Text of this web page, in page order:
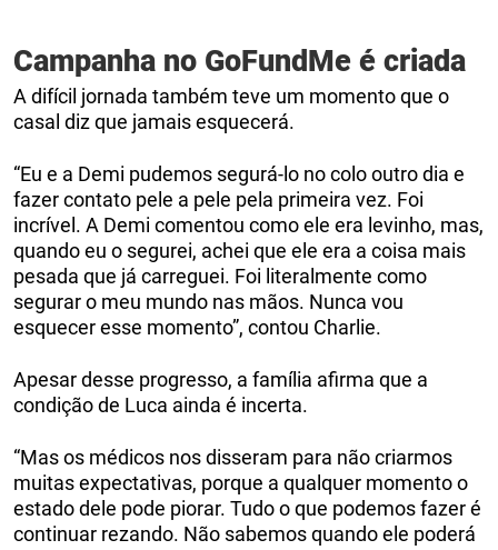
Campanha no GoFundMe é criada
A difícil jornada também teve um momento que o
casal diz que jamais esquecerá.
“Eu e a Demi pudemos segurá-lo no colo outro dia e
fazer contato pele a pele pela primeira vez. Foi
incrível. A Demi comentou como ele era levinho, mas,
quando eu o segurei, achei que ele era a coisa mais
pesada que já carreguei. Foi literalmente como
segurar o meu mundo nas mãos. Nunca vou
esquecer esse momento”, contou Charlie.
Apesar desse progresso, a família afirma que a
condição de Luca ainda é incerta.
“Mas os médicos nos disseram para não criarmos
muitas expectativas, porque a qualquer momento o
estado dele pode piorar. Tudo o que podemos fazer é
continuar rezando. Não sabemos quando ele poderá